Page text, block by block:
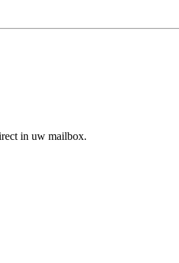
in uw mailbox.